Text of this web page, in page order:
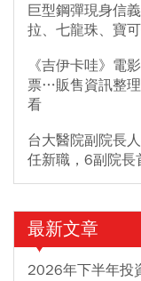
巨型鋼彈現身信
拉、七龍珠、寶
《吉伊卡哇》電
票…販售資訊整
看
台大醫院副院長
任新職，6副院長
最新文章
2026年下半年投